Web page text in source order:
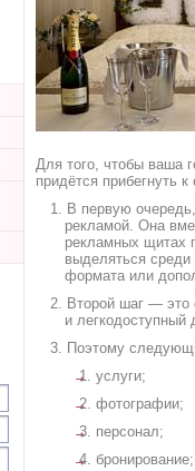
Для того, чтобы ваша
придётся прибегнуть
В первую
рекламой. Она
рекламных щитах
выделяться
формата или
Второй шаг — это
и легкодоступный
Поэтому
услуги;
фотографии;
персонал;
бронирование;